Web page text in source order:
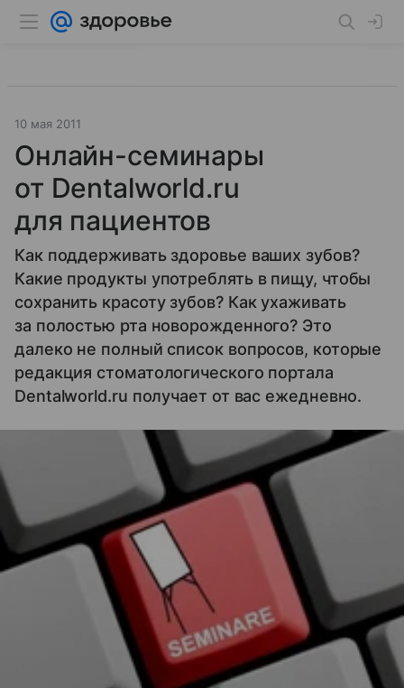
10 мая 2011
Онлайн-семинары
от Dentalworld.ru
для пациентов
Как поддерживать здоровье ваших зубов?
Какие продукты употреблять в пищу, чтобы
сохранить красоту зубов? Как ухаживать
за полостью рта новорожденного? Это
далеко не полный список вопросов, которые
редакция стоматологического портала
Dentalworld.ru получает от вас ежедневно.